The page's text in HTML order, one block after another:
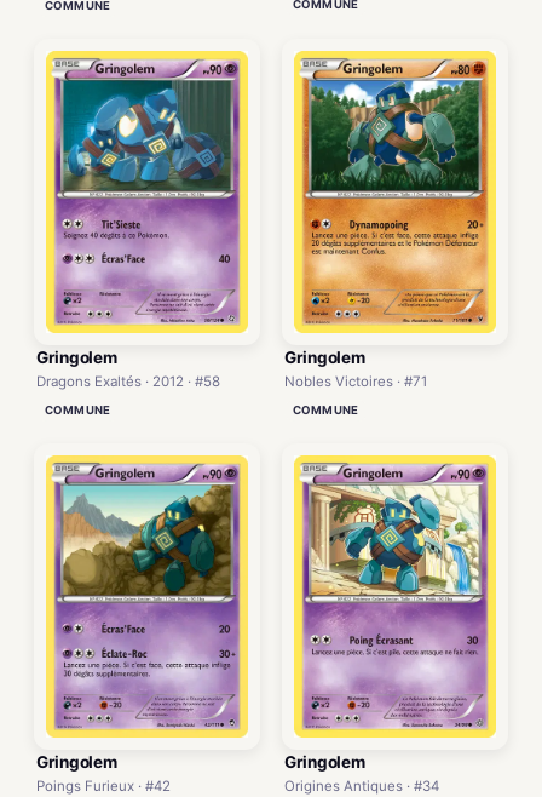
COMMUNE COMMUNE
Gringolem
Dragons Exaltés · 2012 · #58
COMMUNE
Gringolem
Nobles Victoires · #71
COMMUNE
Gringolem
Poings Furieux · #42
Gringolem
Origines Antiques · #34